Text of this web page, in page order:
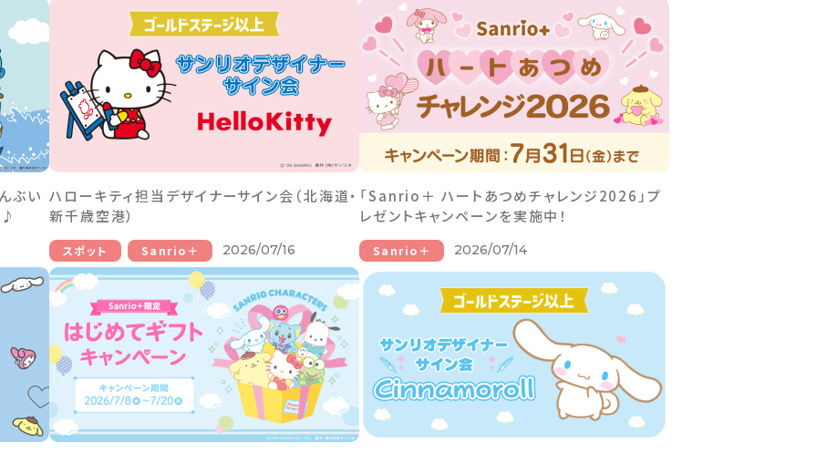
ぶい ハローキティ担当デザイナーサイン会（北海道・
新千歳空港）
スポット Sanrio＋ 2026/07/16
「Sanrio＋ ハートあつめチャレンジ2026」プ
レゼントキャンペーンを実施中！
Sanrio＋ 2026/07/14